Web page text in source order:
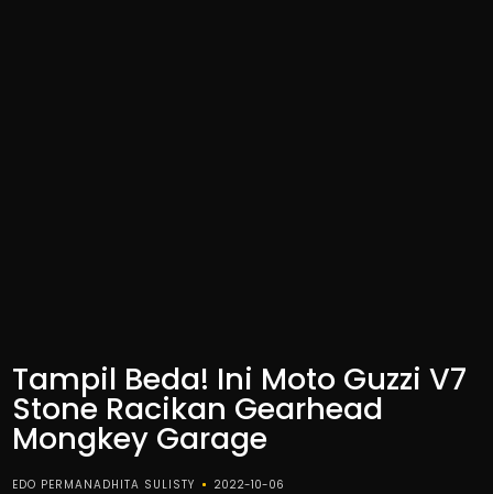
Tampil Beda! Ini Moto Guzzi V7
Stone Racikan Gearhead
Mongkey Garage
EDO PERMANADHITA SULISTY 2022-10-06